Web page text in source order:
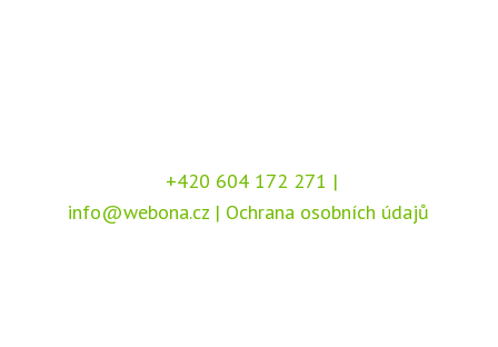
+420 604 172 271 |
info@webona.cz | Ochrana osobních údajů